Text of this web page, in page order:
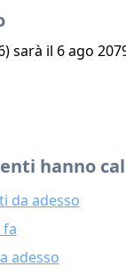
sarà il 6 ago
hanno
da adesso
fa
adesso